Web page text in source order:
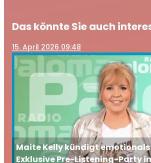
Das könnte Sie auch
15. April 2026 09:48
Maite Kelly kündigt
Exklusive Pre-Listening-Party